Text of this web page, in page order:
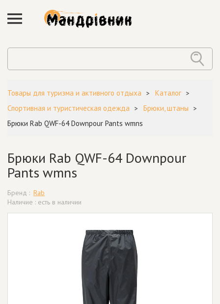
Товары для туризма и активного отдыха
Каталог
Спортивная и туристическая одежда
Брюки, штаны
Брюки Rab QWF-64 Downpour Pants wmns
Брюки Rab QWF-64 Downpour
Pants wmns
Бренд : Rab
Наличие : есть в наличии